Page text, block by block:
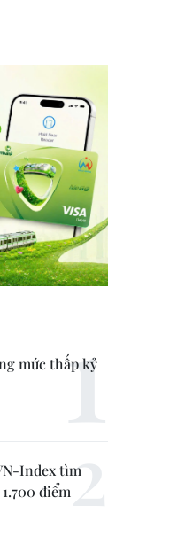
mức thấp kỷ
Index tìm
điểm